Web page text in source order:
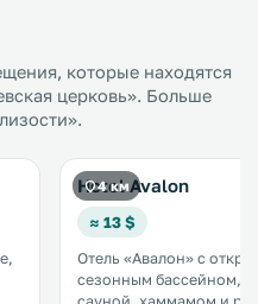
которые находятся
церковь». Больше
4 км
Hotel Avalon
≈ 13 $
Отель «Авалон» с
сезонным бассейном,